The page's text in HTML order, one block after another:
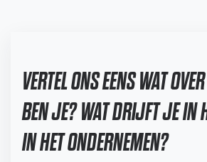
VERTEL ONS EENS WAT
BEN JE? WAT DRIJFT JE IN
IN HET ONDERNEMEN?